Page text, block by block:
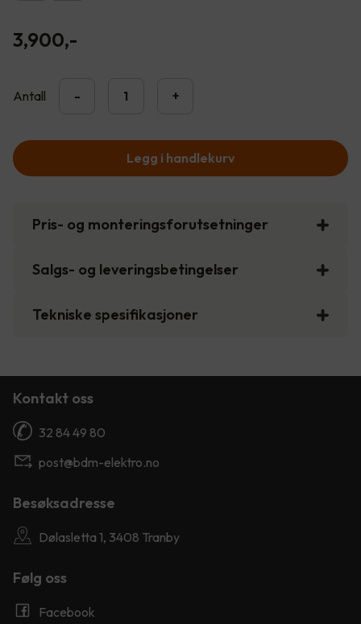
3,900,-
Antall - +
Legg i handlekurv
Pris- og monteringsforutsetninger
Salgs- og leveringsbetingelser
Tekniske spesifikasjoner
Kontakt oss
32 84 49 80
post@bdm-elektro.no
Besøksadresse
Dølasletta 1, 3408 Tranby
Følg oss
Facebook